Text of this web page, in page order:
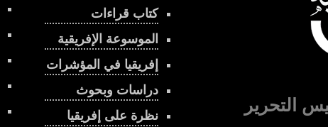
كتاب قراءات
الموسوعة الإفريقية
إفريقيا في المؤشرات
دراسات وبحوث
نظرة على إفريقيا
التحرير